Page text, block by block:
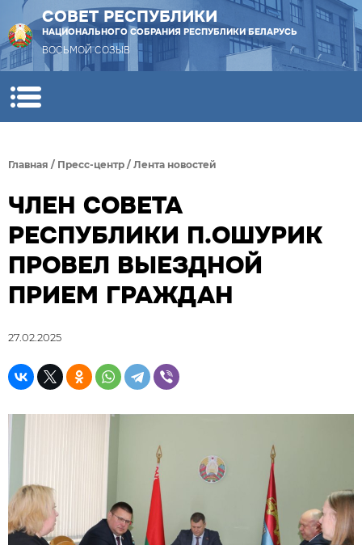
СОВЕТ РЕСПУБЛИКИ
НАЦИОНАЛЬНОГО СОБРАНИЯ РЕСПУБЛИКИ БЕЛАРУСЬ
ВОСЬМОЙ СОЗЫВ
Главная / Пресс-центр / Лента новостей
ЧЛЕН СОВЕТА
РЕСПУБЛИКИ П.ОШУРИК
ПРОВЕЛ ВЫЕЗДНОЙ
ПРИЕМ ГРАЖДАН
27.02.2025